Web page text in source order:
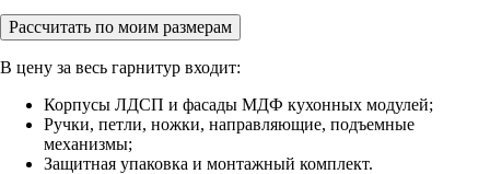
Рассчитать по моим размерам
В цену за весь гарнитур входит:
Корпусы ЛДСП и фасады МДФ кухонных модулей;
Ручки, петли, ножки, направляющие, подъемные
механизмы;
Защитная упаковка и монтажный комплект.